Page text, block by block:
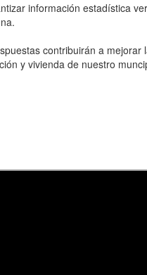
información estadística
contribuirán a mejorar
y vivienda de nuestro